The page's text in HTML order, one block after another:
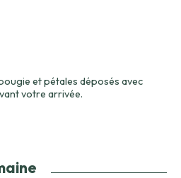
et pétales déposés avec
votre arrivée.